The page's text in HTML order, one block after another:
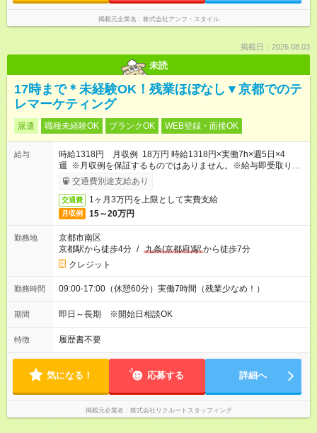
掲載元企業名 株式会社アンフ・スタイル
掲載日：2026.08.03
未読
17時まで＊未経験OK！残業ほぼなし▼京都でのテ
レマーケティング
派遣 職種未経験OK ブランクOK WEB登録・面接OK
給与
時給1318円 月収例 18万円 時給1318円×実働7h×週5日×4
週 ※月収例を保証するものではありません。※給与即受取りサ
ービス利用可（利用条件有）
交通費別途支給あり
交通費 1ヶ月3万円を上限として実費支給
月収例 15～20万円
勤務地
京都市南区
京都駅から徒歩4分 / 九条(京都府)駅から徒歩7分
クレジット
勤務時間 09:00-17:00（休憩60分）実働7時間（残業少なめ！）
期間 即日～長期 ※開始日相談OK
特徴 履歴書不要
気になる！ 応募する 詳細へ
掲載元企業名 株式会社リクルートスタッフィング